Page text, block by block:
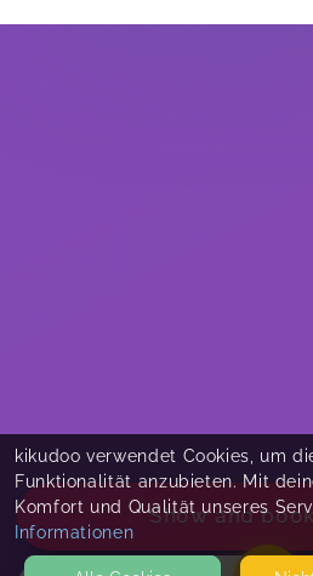
Show and
kikudoo verwendet Cookies, um
Funktionalität anzubieten. Mit
Komfort und Qualität unseres
Informationen